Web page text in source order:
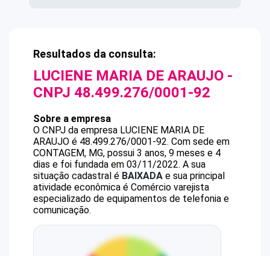
Resultados da consulta:
LUCIENE MARIA DE ARAUJO -
CNPJ 48.499.276/0001-92
Sobre a empresa
O CNPJ da empresa LUCIENE MARIA DE
ARAUJO é 48.499.276/0001-92. Com sede em
CONTAGEM, MG, possui 3 anos, 9 meses e 4
dias e foi fundada em 03/11/2022. A sua
situação cadastral é BAIXADA e sua principal
atividade econômica é Comércio varejista
especializado de equipamentos de telefonia e
comunicação.